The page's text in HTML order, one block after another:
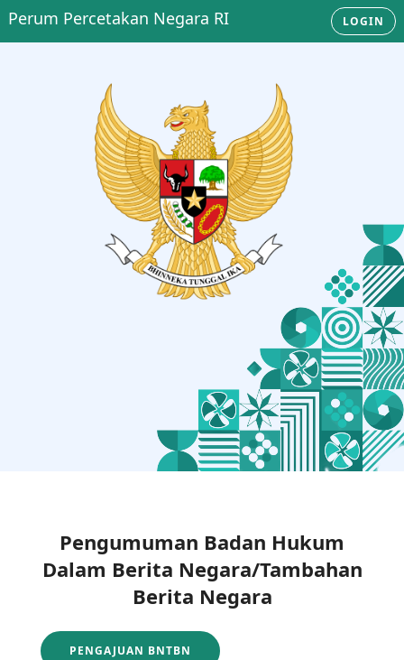
Perum Percetakan Negara RI LOGIN
Pengumuman Badan Hukum
Dalam Berita Negara/Tambahan
Berita Negara
PENGAJUAN BNTBN